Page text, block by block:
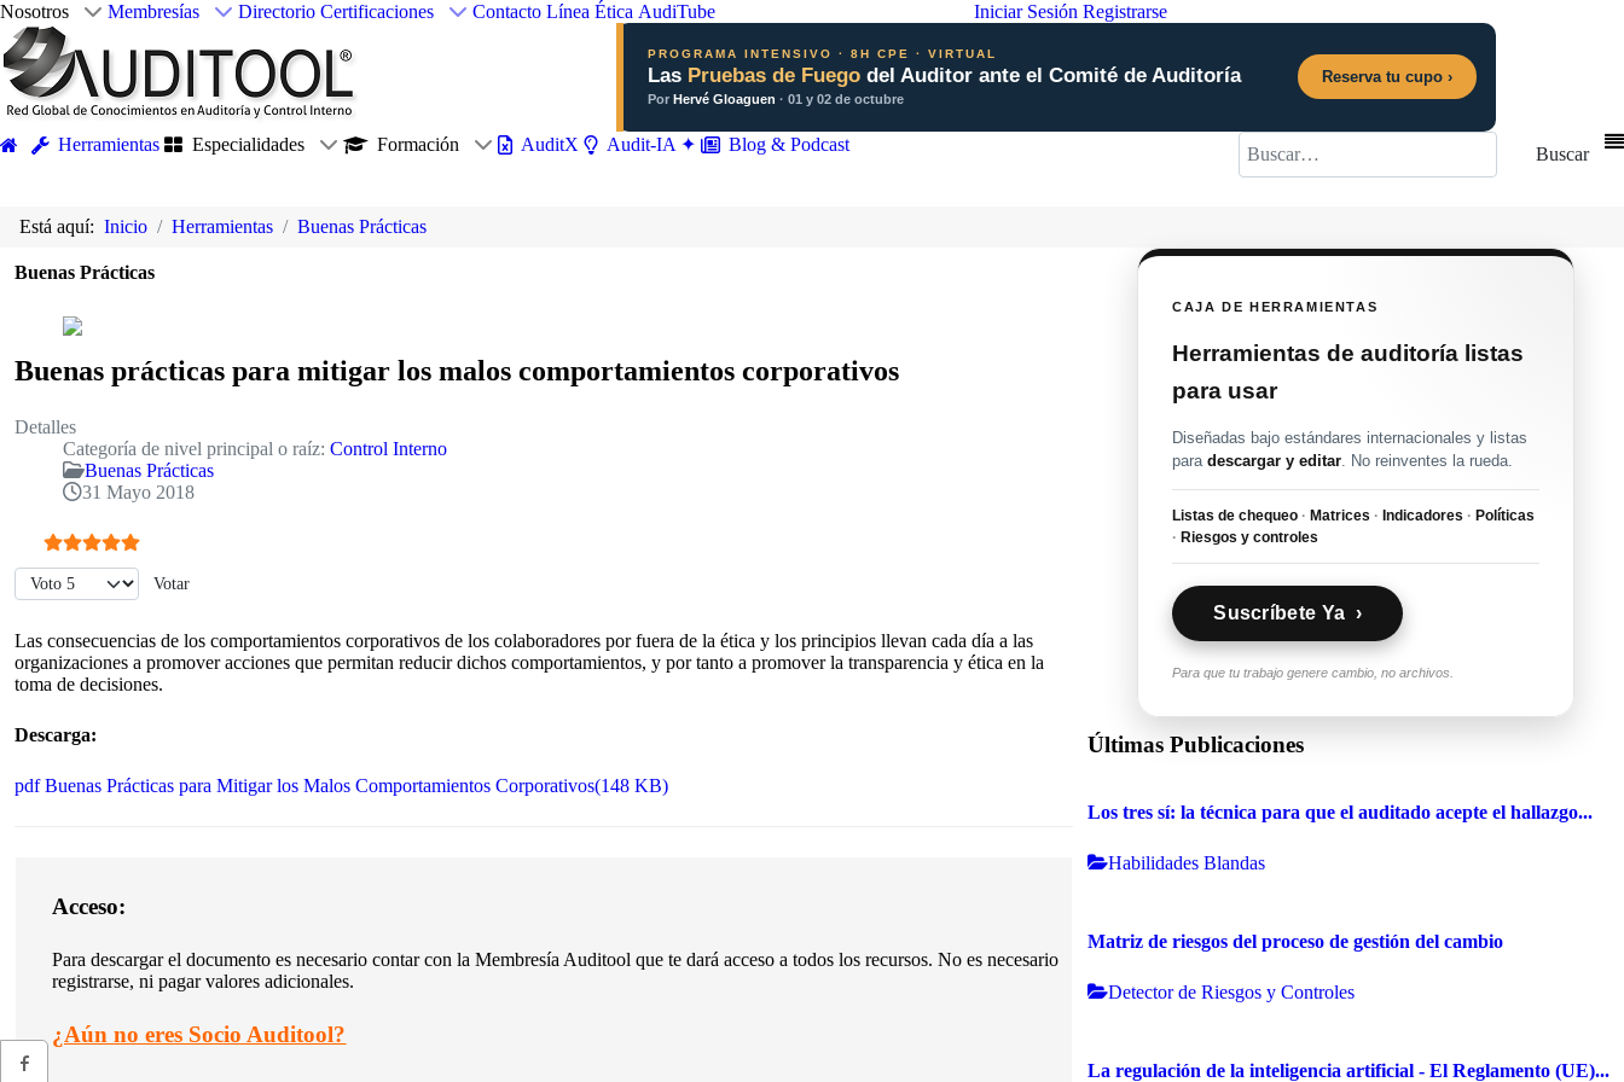
Nosotros Membresías Directorio Certificaciones Contacto Línea Ética AudiTube Iniciar Sesión Registrarse
PROGRAMA INTENSIVO · 8H CPE · VIRTUAL
Las Pruebas de Fuegodel Auditor ante el Comité de Auditoría
Por Hervé Gloaguen · 01 y 02 de octubre
Reserva tu cupo ›
Herramientas Especialidades Formación AuditX Audit-IA ✦ Blog & Podcast Buscar
Buscar
Está aquí: Inicio Herramientas Buenas Prácticas
Buenas Prácticas
Buenas prácticas para mitigar los malos comportamientos corporativos
Detalles
Categoría de nivel principal o raíz: Control Interno
Buenas Prácticas
31 Mayo 2018
Ratio:5/5
Por favor, vote
Las consecuencias de los comportamientos corporativos de los colaboradores por fuera de la ética y los principios llevan cada día a las
organizaciones a promover acciones que permitan reducir dichos comportamientos, y por tanto a promover la transparencia y ética en la
toma de decisiones.
Descarga:
pdfBuenas Prácticas para Mitigar los Malos Comportamientos Corporativos(148 KB)
Acceso:
Para descargar el documento es necesario contar con la Membresía Auditool que te dará acceso a todos los recursos. No es necesario
registrarse, ni pagar valores adicionales.
¿Aún no eres Socio Auditool?
CAJA DE HERRAMIENTAS
Herramientas de auditoría listas
para usar
Diseñadas bajo estándares internacionales y listas
paradescargar y editar. No reinventes la rueda.
Listas de chequeo · Matrices · Indicadores · Políticas
· Riesgos y controles
Suscríbete Ya ›
Para que tu trabajo genere cambio, no archivos.
Últimas Publicaciones
Los tres sí: la técnica para que el auditado acepte el hallazgo...
Habilidades Blandas
Matriz de riesgos del proceso de gestión del cambio
Detector de Riesgos y Controles
La regulación de la inteligencia artificial - El Reglamento (UE)...